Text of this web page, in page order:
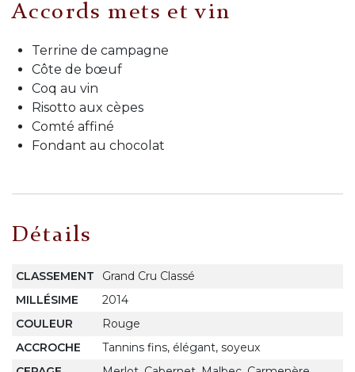
Accords mets et vin
Terrine de campagne
Côte de bœuf
Coq au vin
Risotto aux cèpes
Comté affiné
Fondant au chocolat
Détails
CLASSEMENT
Grand Cru Classé
MILLÉSIME
2014
COULEUR
Rouge
ACCROCHE
Tannins fins, élégant, soyeux